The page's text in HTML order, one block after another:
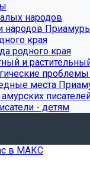
народов
народов
края
родного края
и
места
- детям
в МАКС